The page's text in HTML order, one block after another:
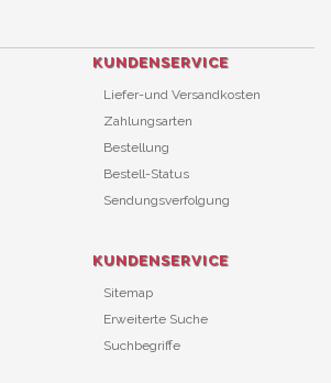
KUNDENSERVICE
Liefer-und Versandkosten
Zahlungsarten
Bestellung
Bestell-Status
Sendungsverfolgung
KUNDENSERVICE
Sitemap
Erweiterte Suche
Suchbegriffe